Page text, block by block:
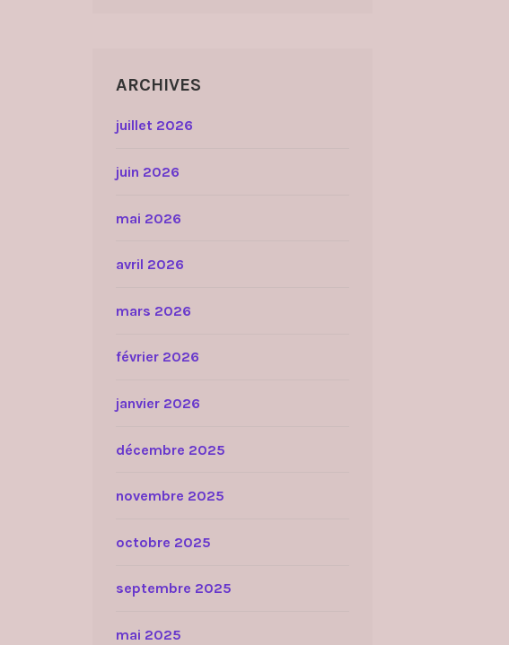
ARCHIVES
juillet 2026
juin 2026
mai 2026
avril 2026
mars 2026
février 2026
janvier 2026
décembre 2025
novembre 2025
octobre 2025
septembre 2025
mai 2025